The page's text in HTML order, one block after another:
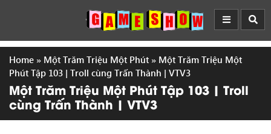
Home » Một Trăm Triệu Một Phút » Một Trăm Triệu Một
Phút Tập 103 | Troll cùng Trấn Thành | VTV3
Một Trăm Triệu Một Phút Tập 103 | Troll
cùng Trấn Thành | VTV3